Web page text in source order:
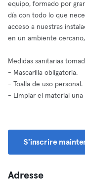
equipo, formado por
día con todo lo que
acceso a nuestras
en un ambiente
Medidas sanitarias
- Mascarilla obligatoria.
- Toalla de uso personal.
- Limpiar el material una
S'inscrire
Adresse